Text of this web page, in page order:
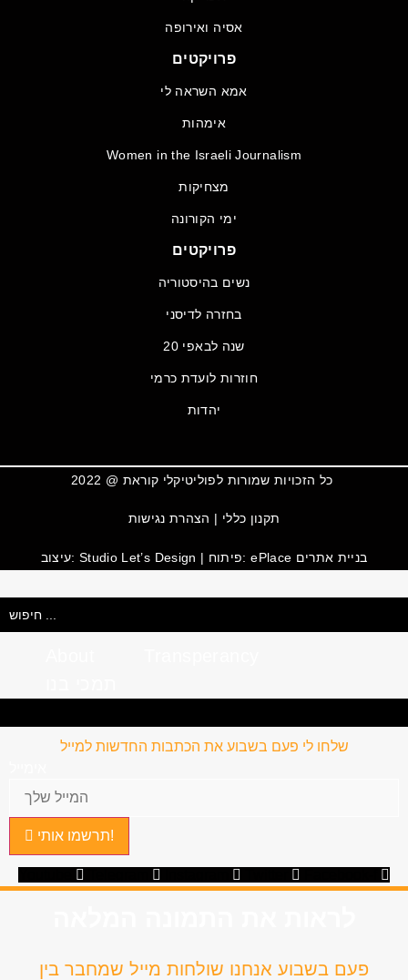
אסיה ואירופה
פרויקטים
אמא השראה לי
אימהות
Women in the Israeli Journalism
מצחיקות
ימי הקורונה
פרויקטים
נשים בהיסטוריה
בחזרה לדיסני
20 שנה לבאפי
חוזרות לועדת כרמי
יהדות
תקנון כללי | הצהרת נגישות
עיצוב: Studio Let’s Design | פיתוח: ePlace בניית אתרים
...
שלחו לי פעם בשבוע את הכתבות החדשות למייל
תרשמו אותי!
פעם בשבוע אנחנו שולחות מייל שמחבר בין